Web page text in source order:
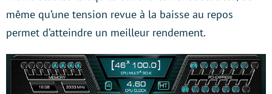
même qu’une tension revue à la baisse au repos
permet d’atteindre un meilleur rendement.